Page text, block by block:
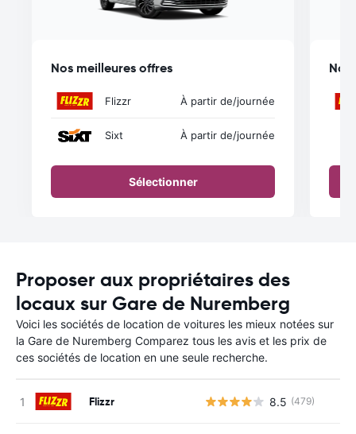
Nos meilleures offres
Flizzr À partir de/journée
Sixt À partir de/journée
Sélectionner
Nos
Proposer aux propriétaires des
locaux sur Gare de Nuremberg
Voici les sociétés de location de voitures les mieux notées sur
la Gare de Nuremberg Comparez tous les avis et les prix de
ces sociétés de location en une seule recherche.
Flizzr 8.5 (479)